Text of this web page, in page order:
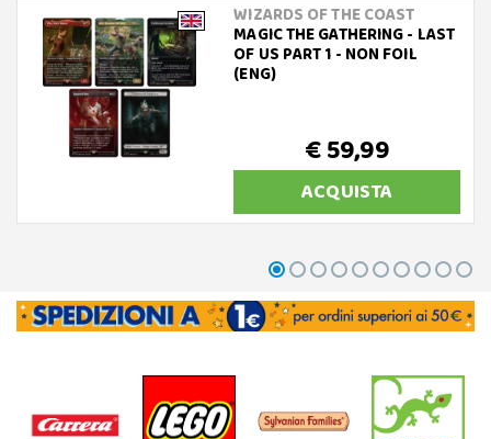
WIZARDS OF THE COAST
MAGIC THE GATHERING - LAST
OF US PART 1 - NON FOIL
(ENG)
€ 59,99
ACQUISTA